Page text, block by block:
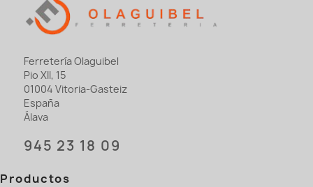
Ferretería Olaguibel
Pio XII, 15
01004 Vitoria-Gasteiz
España
Álava
945 23 18 09
Productos